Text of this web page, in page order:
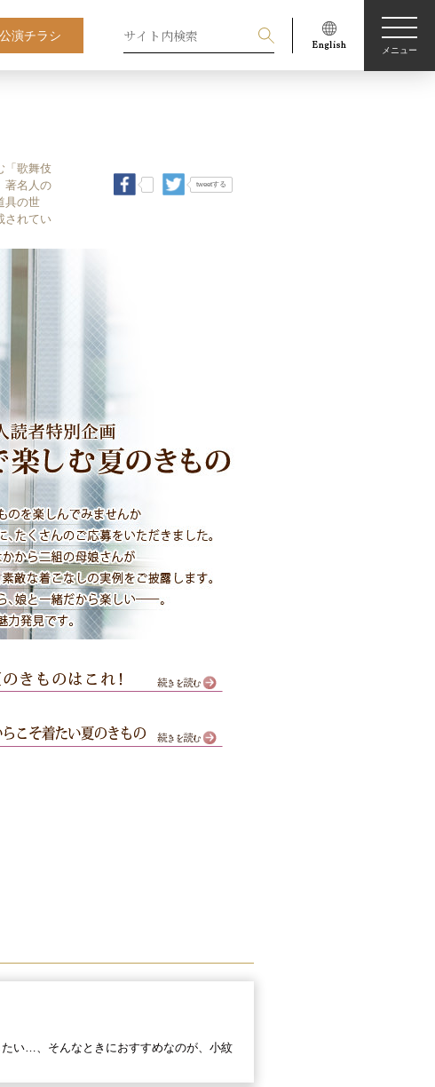
公演チラシ
メニュー
「歌舞伎
著名人の
具の世
されてい
tweetする
い…、そんなときにおすすめなのが、小紋